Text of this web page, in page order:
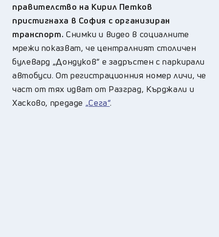
правителство на Кирил Петков
пристигнаха в София с организиран
транспорт. Снимки и видео в социалните
мрежи показват, че централният столичен
булевард „Дондуков“ е задръстен с паркирали
автобуси. От регистрационния номер личи, че
част от тях идват от Разград, Кърджали и
Хасково, предаде „Сега“.